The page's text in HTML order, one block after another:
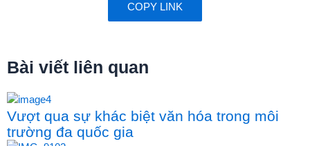
COPY LINK
Bài viết liên quan
Vượt qua sự khác biệt văn hóa trong môi
trường đa quốc gia